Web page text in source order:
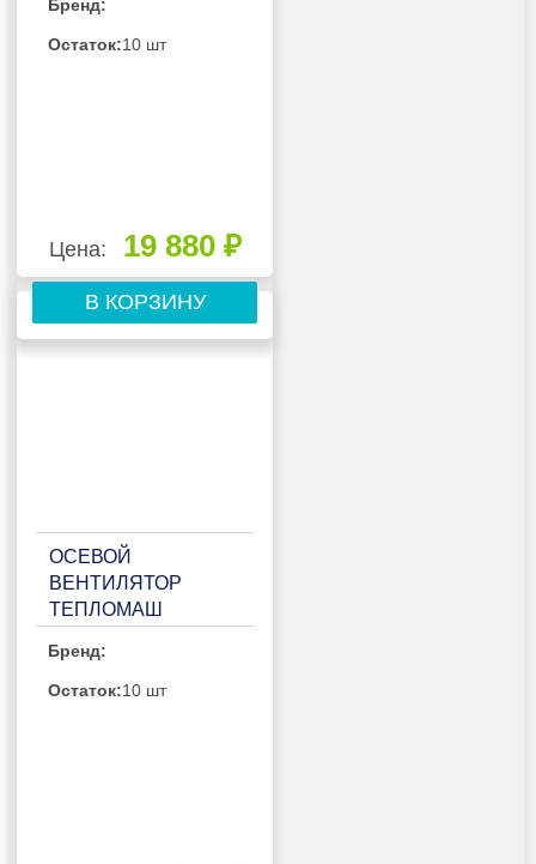
Бренд:
Остаток:10 шт
Цена: 19 880 ₽
В КОРЗИНУ
ОСЕВОЙ
ВЕНТИЛЯТОР
ТЕПЛОМАШ
Бренд:
Остаток:10 шт